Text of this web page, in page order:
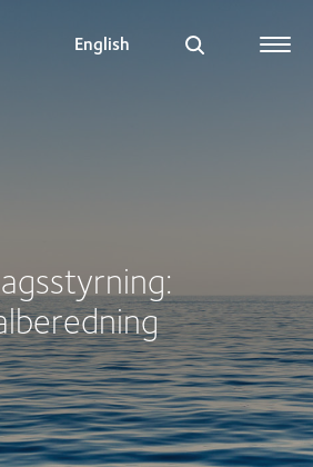
English